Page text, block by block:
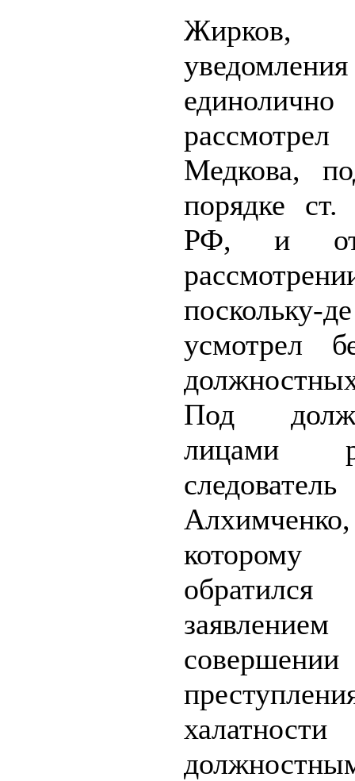
единолично
Медкова,
порядке
РФ, и
усмотрел
Под
лицами
совершении
халатности